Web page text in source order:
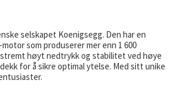
selskapet Koenigsegg. Den har en
som produserer mer enn 1 600
høyt nedtrykk og stabilitet ved høye
for å sikre optimal ytelse. Med sitt unike